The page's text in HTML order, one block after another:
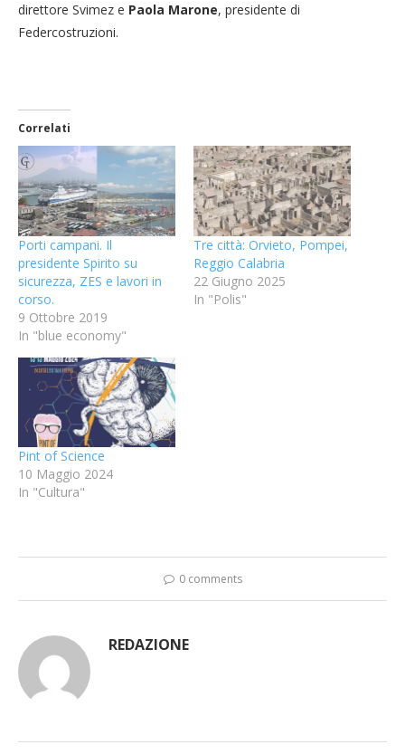
direttore Svimez e Paola Marone, presidente di
Federcostruzioni.
Correlati
Porti campani. Il
presidente Spirito su
sicurezza, ZES e lavori in
corso.
9 Ottobre 2019
In "blue economy"
Tre città: Orvieto, Pompei,
Reggio Calabria
22 Giugno 2025
In "Polis"
Pint of Science
10 Maggio 2024
In "Cultura"
0 comments
REDAZIONE